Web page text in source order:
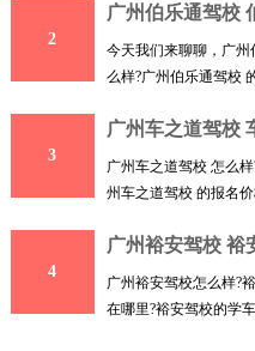
2
广州伯乐通驾校
今天我们来聊聊，广
么样?广州伯乐通驾校
3
广州车之道驾校
广州车之道驾校 怎么
州车之道驾校 的报名
4
广州裕安驾校 裕
广州裕安驾校怎么样?
在哪里?裕安驾校的学